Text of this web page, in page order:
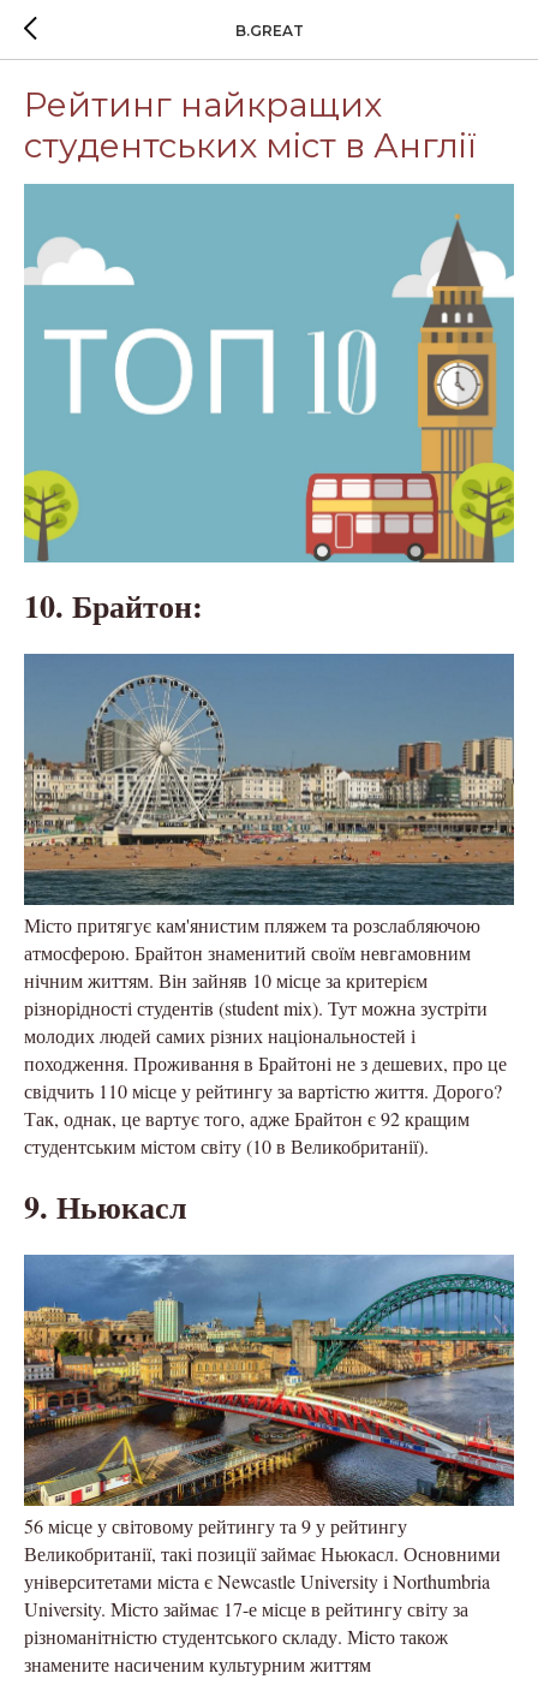
B.GREAT
Рейтинг найкращих
студентських міст в Англії
10. Брайтон:
Місто притягує кам'янистим пляжем та розслабляючою
атмосферою. Брайтон знаменитий своїм невгамовним
нічним життям. Він зайняв 10 місце за критерієм
різнорідності студентів (student mix). Тут можна зустріти
молодих людей самих різних національностей і
походження. Проживання в Брайтоні не з дешевих, про це
свідчить 110 місце у рейтингу за вартістю життя. Дорого?
Так, однак, це вартує того, адже Брайтон є 92 кращим
студентським містом світу (10 в Великобританії).
9. Ньюкасл
56 місце у світовому рейтингу та 9 у рейтингу
Великобританії, такі позиції займає Ньюкасл. Основними
університетами міста є Newcastle University і Northumbria
University. Місто займає 17-е місце в рейтингу світу за
різноманітністю студентського складу. Місто також
знамените насиченим культурним життям